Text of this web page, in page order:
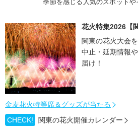
季節を感じる人気のスポット
花火特集2026【
関東の花火大会
中止・延期情報
届け！
金麦花火特等席＆グッズが当たる
CHECK!
関東の花火開催カレンダー